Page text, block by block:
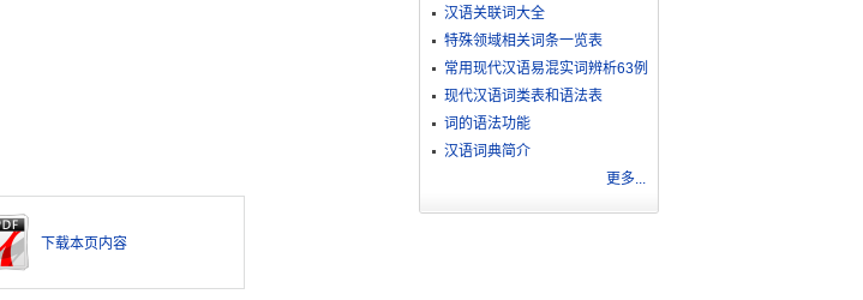
下载本页内容
汉语关联词大全
特殊领域相关词条一览表
常用现代汉语易混实词辨析63例
现代汉语词类表和语法表
词的语法功能
汉语词典简介
更多...